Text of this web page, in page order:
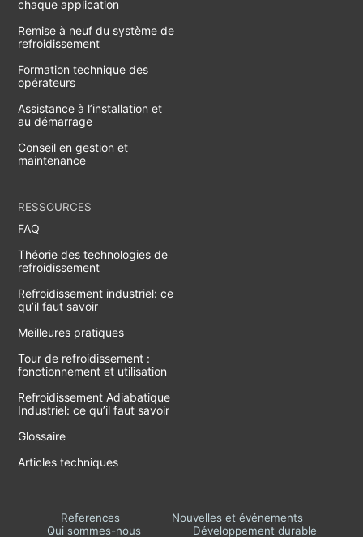
chaque application
Remise à neuf du système de
refroidissement
Formation technique des
opérateurs
Assistance à l’installation et
au démarrage
Conseil en gestion et
maintenance
RESSOURCES
FAQ
Théorie des technologies de
refroidissement
Refroidissement industriel: ce
qu’il faut savoir
Meilleures pratiques
Tour de refroidissement :
fonctionnement et utilisation
Refroidissement Adiabatique
Industriel: ce qu’il faut savoir
Glossaire
Articles techniques
References
Nouvelles et événements
Qui sommes-nous
Développement durable